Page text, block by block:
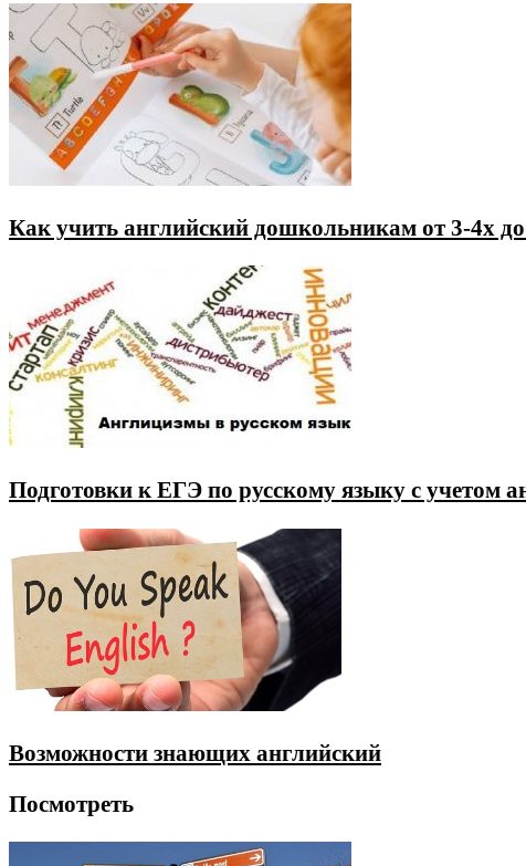
Как учить английский дошкольникам от 3-4х до
Подготовки к ЕГЭ по русскому языку с учетом
Возможности знающих английский
Посмотреть